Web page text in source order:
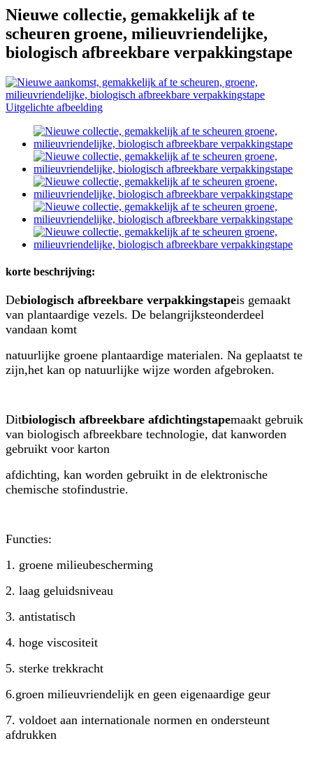
Nieuwe collectie, gemakkelijk af te
scheuren groene, milieuvriendelijke,
biologisch afbreekbare verpakkingstape
korte beschrijving:
Debiologisch afbreekbare verpakkingstapeis gemaakt
van plantaardige vezels. De belangrijksteonderdeel
vandaan komt
natuurlijke groene plantaardige materialen. Na geplaatst te
zijn,het kan op natuurlijke wijze worden afgebroken.
Ditbiologisch afbreekbare afdichtingstapemaakt gebruik
van biologisch afbreekbare technologie, dat kanworden
gebruikt voor karton
afdichting, kan worden gebruikt in de elektronische
chemische stofindustrie.
Functies:
1. groene milieubescherming
2. laag geluidsniveau
3. antistatisch
4. hoge viscositeit
5. sterke trekkracht
6.groen milieuvriendelijk en geen eigenaardige geur
7. voldoet aan internationale normen en ondersteunt
afdrukken